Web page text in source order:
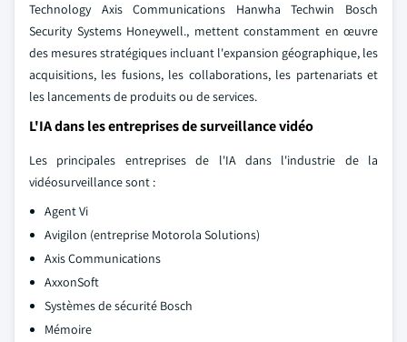
Technology Axis Communications Hanwha Techwin Bosch
Security Systems Honeywell., mettent constamment en œuvre
des mesures stratégiques incluant l'expansion géographique, les
acquisitions, les fusions, les collaborations, les partenariats et
les lancements de produits ou de services.
L'IA dans les entreprises de surveillance vidéo
Les principales entreprises de l'IA dans l'industrie de la
vidéosurveillance sont :
Agent Vi
Avigilon (entreprise Motorola Solutions)
Axis Communications
AxxonSoft
Systèmes de sécurité Bosch
Mémoire